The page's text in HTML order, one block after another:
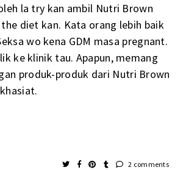
la try kan ambil Nutri Brown
diet kan. Kata orang lebih baik
wo kena GDM masa pregnant.
ke klinik tau. Apapun, memang
produk-produk dari Nutri Brown
2 comments